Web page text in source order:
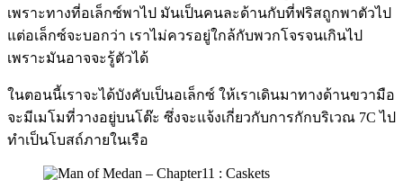
เพราะทางที่อเล็กซ์พาไป มันเป็นคนละด้านกับที่ฟริสถูกพาตัวไป
แต่อเล็กซ์จะบอกว่า เราไม่ควรอยู่ใกล้กับพวกโจรจนเกินไป
เพราะมันอาจจะรู้ตัวได้
ในตอนนี้เราจะได้บังคับเป็นอเล็กซ์ ให้เราเดินมาทางด้านขวามือ
จะมีเมโมที่วางอยู่บนโต๊ะ ซึ่งจะแจ้งเกี่ยวกับการกักบริเวณ 7C ไป
ทำเป็นโบสถ์ภายในเรือ